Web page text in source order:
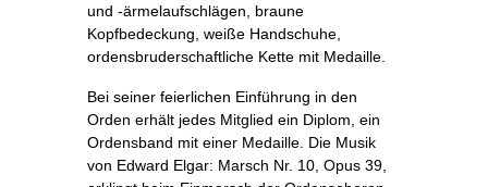
und -ärmelaufschlägen, braune
Kopfbedeckung, weiße Handschuhe,
ordensbruderschaftliche Kette mit Medaille.
Bei seiner feierlichen Einführung in den
Orden erhält jedes Mitglied ein Diplom, ein
Ordensband mit einer Medaille. Die Musik
von Edward Elgar: Marsch Nr. 10, Opus 39,